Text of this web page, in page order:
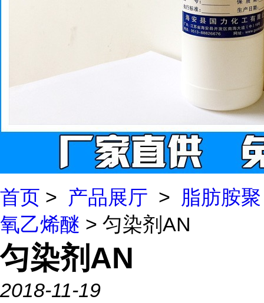
首页 > 产品展厅 > 脂肪胺聚
氧乙烯醚 > 匀染剂AN
匀染剂AN
2018-11-19